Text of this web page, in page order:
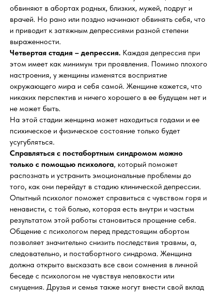
обвиняют в абортах родных, близких, мужей, подруг и
врачей. Но рано или поздно начинают обвинять себя, что
и приводит к затяжным депрессиями разной степени
выраженности.
Четвертая стадия – депрессия. Каждая депрессия при
этом имеет как минимум три проявления. Помимо плохого
настроения, у женщины изменятся восприятие
окружающего мира и себя самой. Женщине кажется, что
никаких перспектив и ничего хорошего в ее будущем нет и
не может быть.
На этой стадии женщина может находиться годами и ее
психическое и физическое состояние только будет
усугубляться.
Справляться с постабортным синдромом можно
только с помощью психолога, который поможет
распознать и устранить эмоциональные проблемы до
того, как они перейдут в стадию клинической депрессии.
Опытный психолог поможет справиться с чувством горя и
ненависти, с той болью, которая есть внутри и частым
результатом этой работы становиться прощение себя.
Общение с психологом перед предстоящим абортом
позволяет значительно снизить последствия травмы, а,
следовательно, и постабортного синдрома. Женщина
должна открыто высказать все свои сомнения в личной
беседе с психологом не чувствуя неловкости или
смущения. Друзья и семья также могут внести свой вклад